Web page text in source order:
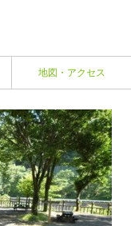
地図・アクセス